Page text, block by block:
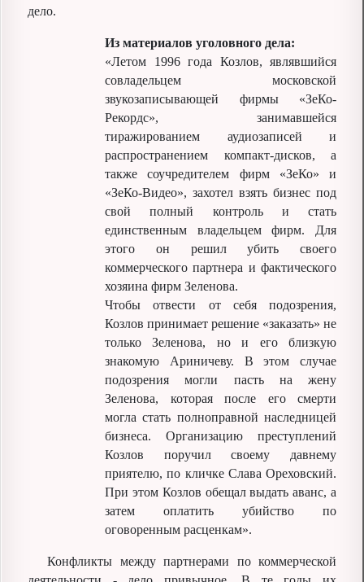
дело.
Из материалов уголовного дела:
«Летом 1996 года Козлов, являвшийся
совладельцем московской
звукозаписывающей фирмы «ЗеКо-
Рекордс», занимавшейся
тиражированием аудиозаписей и
распространением компакт-дисков, а
также соучредителем фирм «ЗеКо» и
«ЗеКо-Видео», захотел взять бизнес под
свой полный контроль и стать
единственным владельцем фирм. Для
этого он решил убить своего
коммерческого партнера и фактического
хозяина фирм Зеленова.
Чтобы отвести от себя подозрения,
Козлов принимает решение «заказать» не
только Зеленова, но и его близкую
знакомую Ариничеву. В этом случае
подозрения могли пасть на жену
Зеленова, которая после его смерти
могла стать полноправной наследницей
бизнеса. Организацию преступлений
Козлов поручил своему давнему
приятелю, по кличке Слава Ореховский.
При этом Козлов обещал выдать аванс, а
затем оплатить убийство по
оговоренным расценкам».
Конфликты между партнерами по коммерческой